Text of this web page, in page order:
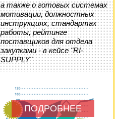
а также о готовых системах
мотивации, должностных
инструкциях, стандартах
работы, рейтинге
поставщиков для отдела
закупками - в кейсе "RI-
SUPPLY"
ПОДРОБНЕЕ